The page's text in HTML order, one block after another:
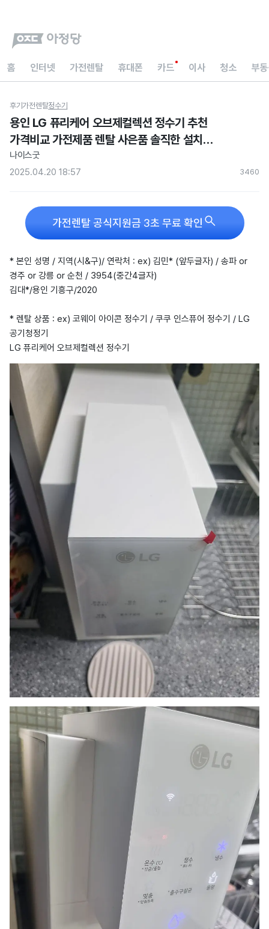
홈 인터넷 가전렌탈 휴대폰 카드 이사 청소 부
후기가전렌탈정수기
용인 LG 퓨리케어 오브제컬렉션 정수기 추천
가격비교 가전제품 렌탈 사은품 솔직한 설치
후기입니다
나이스굿
2025.04.20 18:57
3460
가전렌탈 공식지원금 3초 무료 확인 
* 본인 성명 / 지역(시&구)/ 연락처 : ex) 김민* (앞두글자) / 송파 or
경주 or 강릉 or 순천 / 3954(중간4글자)
김대*/용인 기흥구/2020
* 렌탈 상품 : ex) 코웨이 아이콘 정수기 / 쿠쿠 인스퓨어 정수기 / LG
공기청정기
LG 퓨리케어 오브제컬렉션 정수기